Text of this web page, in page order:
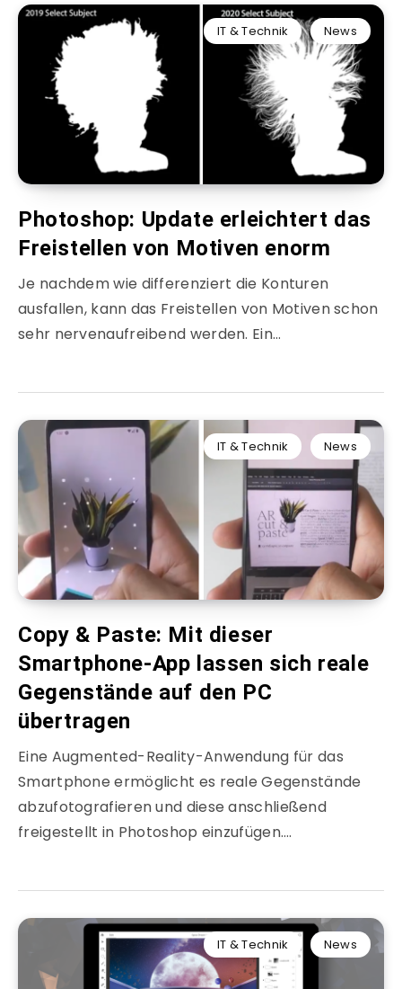
IT & Technik News
Photoshop: Update erleichtert das
Freistellen von Motiven enorm
Je nachdem wie differenziert die Konturen
ausfallen, kann das Freistellen von Motiven schon
sehr nervenaufreibend werden. Ein…
IT & Technik News
Copy & Paste: Mit dieser
Smartphone-App lassen sich reale
Gegenstände auf den PC
übertragen
Eine Augmented-Reality-Anwendung für das
Smartphone ermöglicht es reale Gegenstände
abzufotografieren und diese anschließend
freigestellt in Photoshop einzufügen….
IT & Technik News